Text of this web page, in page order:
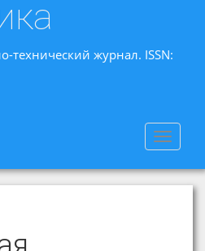
технический журнал. ISSN:
Toggle